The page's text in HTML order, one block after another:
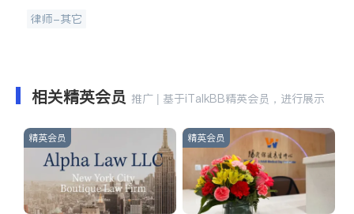
律师-其它
相关精英会员 推广 | 基于iTalkBB精英会员，进行展示
精英会员 精英会员